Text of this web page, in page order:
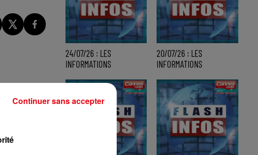
24/07/26 : LES
INFORMATIONS
20/07/26 : LES
INFORMATIONS
Continuer sans accepter